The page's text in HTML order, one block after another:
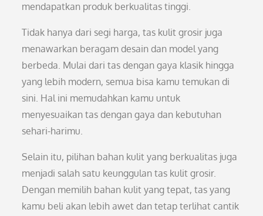
mendapatkan produk berkualitas tinggi.
Tidak hanya dari segi harga, tas kulit grosir juga
menawarkan beragam desain dan model yang
berbeda. Mulai dari tas dengan gaya klasik hingga
yang lebih modern, semua bisa kamu temukan di
sini. Hal ini memudahkan kamu untuk
menyesuaikan tas dengan gaya dan kebutuhan
sehari-harimu.
Selain itu, pilihan bahan kulit yang berkualitas juga
menjadi salah satu keunggulan tas kulit grosir.
Dengan memilih bahan kulit yang tepat, tas yang
kamu beli akan lebih awet dan tetap terlihat cantik